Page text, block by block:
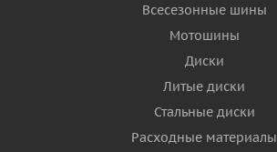
Всесезонные шины
Мотошины
Диски
Литые диски
Стальные диски
Расходные материалы